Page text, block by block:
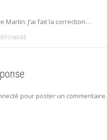
Martin. J’ai fait la correction…
pour poster un commentaire.